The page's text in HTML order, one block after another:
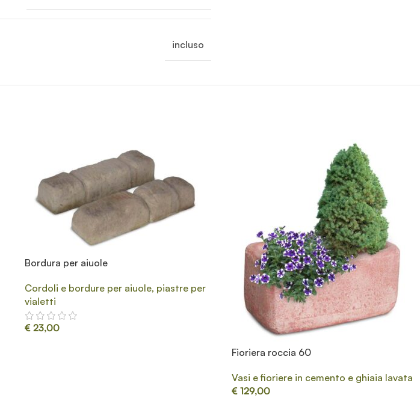
incluso
Bordura per aiuole
Cordoli e bordure per aiuole, piastre per
vialetti
€ 23,00
Fioriera roccia 60
Vasi e fioriere in cemento e ghiaia lavata
€129,00